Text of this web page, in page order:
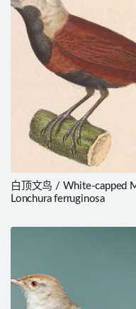
白顶文鸟 / White-capped
Lonchura ferruginosa